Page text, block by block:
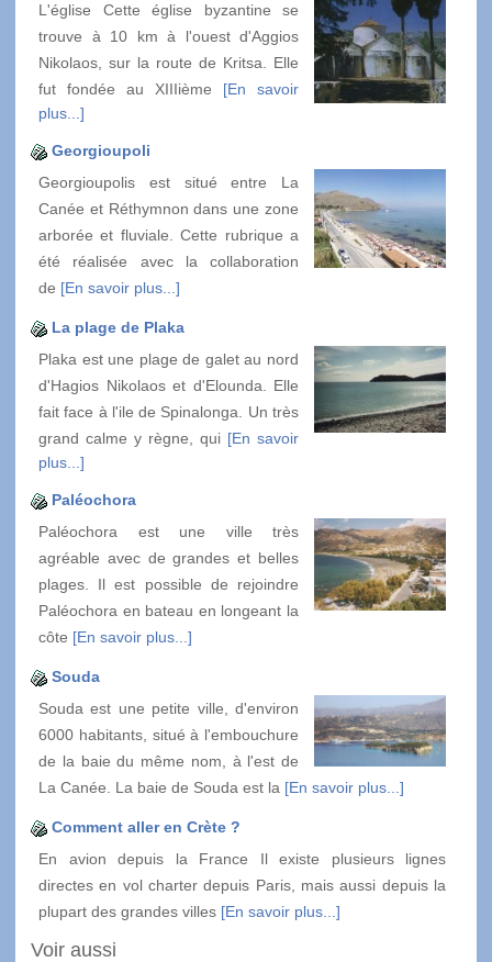
L'église Cette église byzantine se
trouve à 10 km à l'ouest d'Aggios
Nikolaos, sur la route de Kritsa. Elle
fut fondée au XIIIième [En savoir
plus...]
Georgioupoli
Georgioupolis est situé entre La
Canée et Réthymnon dans une zone
arborée et fluviale. Cette rubrique a
été réalisée avec la collaboration
de [En savoir plus...]
La plage de Plaka
Plaka est une plage de galet au nord
d'Hagios Nikolaos et d'Elounda. Elle
fait face à l'ile de Spinalonga. Un très
grand calme y règne, qui [En savoir
plus...]
Paléochora
Paléochora est une ville très
agréable avec de grandes et belles
plages. Il est possible de rejoindre
Paléochora en bateau en longeant la
côte [En savoir plus...]
Souda
Souda est une petite ville, d'environ
6000 habitants, situé à l'embouchure
de la baie du même nom, à l'est de
La Canée. La baie de Souda est la [En savoir plus...]
Comment aller en Crète ?
En avion depuis la France Il existe plusieurs lignes
directes en vol charter depuis Paris, mais aussi depuis la
plupart des grandes villes [En savoir plus...]
Voir aussi